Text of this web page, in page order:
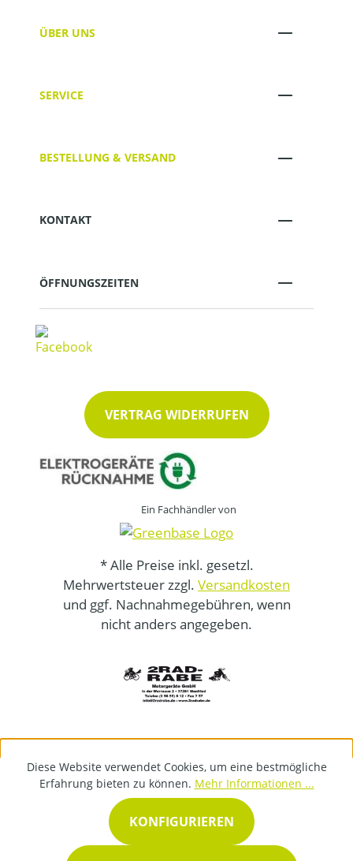
ÜBER UNS
SERVICE
BESTELLUNG & VERSAND
KONTAKT
ÖFFNUNGSZEITEN
VERTRAG WIDERRUFEN
Ein Fachhändler von
* Alle Preise inkl. gesetzl.
Mehrwertsteuer zzgl. Versandkosten
und ggf. Nachnahmegebühren, wenn
nicht anders angegeben.
Diese Website verwendet Cookies, um eine bestmögliche
Erfahrung bieten zu können. Mehr Informationen ...
KONFIGURIEREN